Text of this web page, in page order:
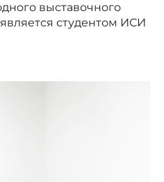
выставочного
студентом ИСИ